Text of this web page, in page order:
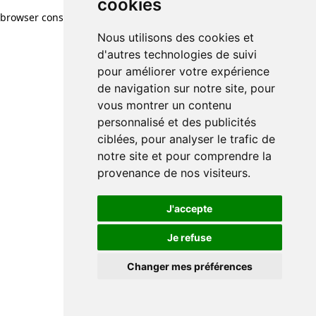
cookies
Nous utilisons des cookies et
d'autres technologies de suivi
pour améliorer votre expérience
de navigation sur notre site, pour
vous montrer un contenu
personnalisé et des publicités
ciblées, pour analyser le trafic de
notre site et pour comprendre la
provenance de nos visiteurs.
J'accepte
Je refuse
Changer mes préférences
cookies
Nous utilisons des cookies et
d'autres technologies de suivi
pour améliorer votre expérience
de navigation sur notre site, pour
vous montrer un contenu
personnalisé et des publicités
ciblées, pour analyser le trafic de
notre site et pour comprendre la
provenance de nos visiteurs.
J'accepte
Je refuse
Changer mes préférences
browser console for more information)